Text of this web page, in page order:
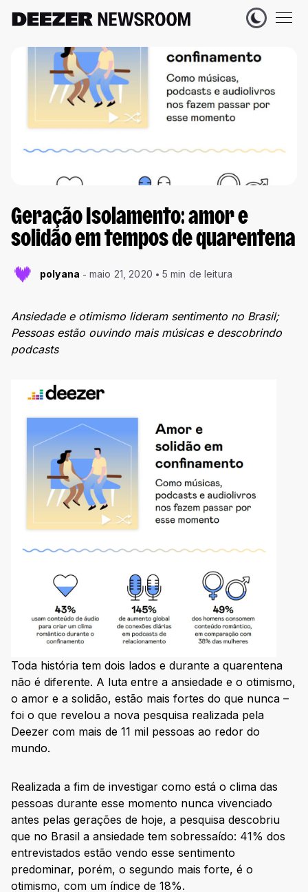
Geração Isolamento: amor e
solidão em tempos de quarentena
polyana maio 21, 2020 5 min de leitura
Ansiedade e otimismo lideram sentimento no Brasil;
Pessoas estão ouvindo mais músicas e descobrindo
podcasts
Toda história tem dois lados e durante a quarentena
não é diferente. A luta entre a ansiedade e o otimismo,
o amor e a solidão, estão mais fortes do que nunca –
foi o que revelou a nova pesquisa realizada pela
Deezer com mais de 11 mil pessoas ao redor do
mundo.
Realizada a fim de investigar como está o clima das
pessoas durante esse momento nunca vivenciado
antes pelas gerações de hoje, a pesquisa descobriu
que no Brasil a ansiedade tem sobressaído: 41% dos
entrevistados estão vendo esse sentimento
predominar, porém, o segundo mais forte, é o
otimismo, com um índice de 18%.